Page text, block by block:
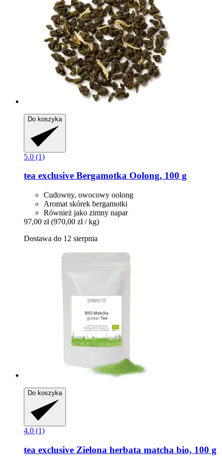
Do koszyka
5.0 (1)
tea exclusive Bergamotka Oolong, 100 g
Cudowny, owocowy oolong
Aromat skórek bergamotki
Również jako zimny napar
97,00 zł (970,00 zł / kg)
Dostawa do 12 sierpnia
Do koszyka
4.0 (1)
tea exclusive Zielona herbata matcha bio, 100 g